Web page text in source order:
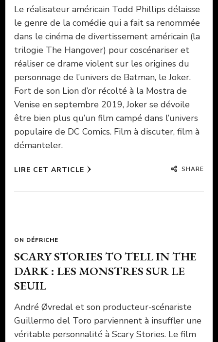
Le réalisateur américain Todd Phillips délaisse
le genre de la comédie qui a fait sa renommée
dans le cinéma de divertissement américain (la
trilogie The Hangover) pour coscénariser et
réaliser ce drame violent sur les origines du
personnage de l’univers de Batman, le Joker.
Fort de son Lion d’or récolté à la Mostra de
Venise en septembre 2019, Joker se dévoile
être bien plus qu’un film campé dans l’univers
populaire de DC Comics. Film à discuter, film à
démanteler.
LIRE CET ARTICLE SHARE
ON DÉFRICHE
SCARY STORIES TO TELL IN THE
DARK : LES MONSTRES SUR LE
SEUIL
André Øvredal et son producteur-scénariste
Guillermo del Toro parviennent à insuffler une
véritable personnalité à Scary Stories. Le film